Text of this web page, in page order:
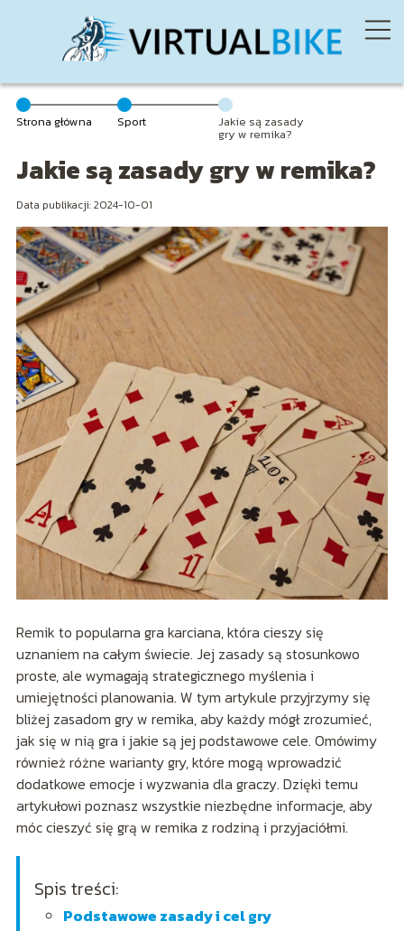
Strona główna Sport Jakie są zasady
gry w remika?
Jakie są zasady gry w remika?
Data publikacji: 2024-10-01
Remik to popularna gra karciana, która cieszy się
uznaniem na całym świecie. Jej zasady są stosunkowo
proste, ale wymagają strategicznego myślenia i
umiejętności planowania. W tym artykule przyjrzymy się
bliżej zasadom gry w remika, aby każdy mógł zrozumieć,
jak się w nią gra i jakie są jej podstawowe cele. Omówimy
również różne warianty gry, które mogą wprowadzić
dodatkowe emocje i wyzwania dla graczy. Dzięki temu
artykułowi poznasz wszystkie niezbędne informacje, aby
móc cieszyć się grą w remika z rodziną i przyjaciółmi.
Spis treści:
Podstawowe zasady i cel gry